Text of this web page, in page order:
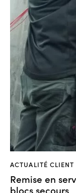
ACTUALITÉ CLIENT
Remise en
blocs secours